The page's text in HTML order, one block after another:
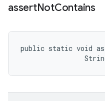
assertNotContains
public static void